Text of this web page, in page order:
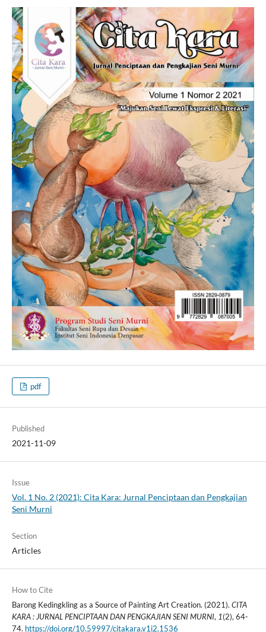
pdf
Published
2021-11-09
Issue
Vol. 1 No. 2 (2021): Cita Kara: Jurnal Penciptaan dan Pengkajian
Seni Murni
Section
Articles
How to Cite
Barong Kedingkling as a Source of Painting Art Creation. (2021). CITA
KARA : JURNAL PENCIPTAAN DAN PENGKAJIAN SENI MURNI, 1(2), 64-
74. https://doi.org/10.59997/citakara.v1i2.1536